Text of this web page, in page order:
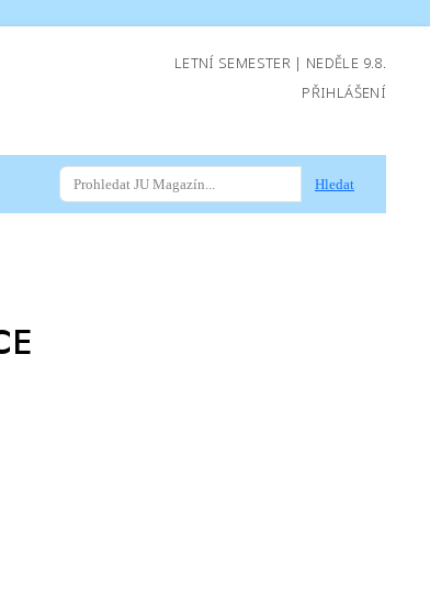
LETNÍ SEMESTER | NEDĚLE 9.8.
PŘIHLÁŠENÍ
Hledat